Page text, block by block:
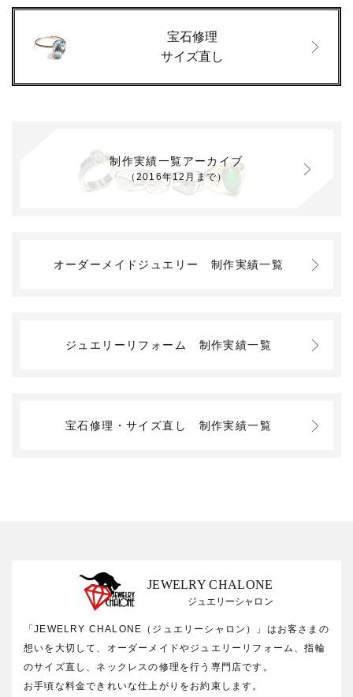
宝石修理
サイズ直し
制作実績一覧アーカイブ
（2016年12月まで）
オーダーメイドジュエリー 制作実績一覧
ジュエリーリフォーム 制作実績一覧
宝石修理・サイズ直し 制作実績一覧
JEWELRY CHALONE
ジュエリーシャロン
「JEWELRY CHALONE（ジュエリーシャロン）」はお客さまの
想いを大切して、オーダーメイドやジュエリーリフォーム、指輪
のサイズ直し、ネックレスの修理を行う専門店です。
お手頃な料金できれいな仕上がりをお約束します。